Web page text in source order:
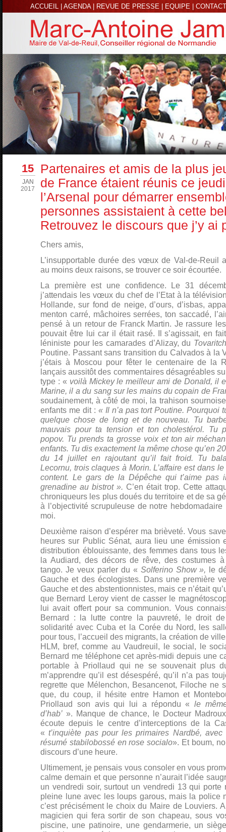
ACCUEIL AGENDA| REVUE DE PRESSE EQUIPE CONTACT
15
JAN
2017
Partenaires et amis de la plus
de France étaient réunis ce
l’Arsenal pour démarrer
personnes assistaient à cette
Retrouvez le discours que j’y ai
Chers amis,
L’insupportable durée des vœux de Val-de-Reuil
au moins deux raisons, se trouver ce soir écourtée.
La première est une confidence. Le 31
j’attendais les vœux du chef de l’Etat à la
Hollande, sur fond de neige, d’ours, d’isbas,
menton carré, mâchoires serrées, ton saccadé,
pensé à un retour de Franck Martin. Je rassure
pouvait être lui car il était rasé. Il s’agissait, en
léniniste pour les camarades d’Alizay, du Tovaritch
Poutine. Passant sans transition du Calvados à la
j’étais à Moscou pour fêter le centenaire de la
lançais aussitôt des commentaires désagréables
type : « voilà Mickey le meilleur ami de Donald, il
Marine, il a du sang sur les mains du copain de
soudainement, à côté de moi, la trahison
enfants me dit : « Il n’a pas tort Poutine. Pourquoi
quelque chose de long et de nouveau. Tu
mauvais pour ta tension et ton cholestérol. Tu
popov. Tu prends ta grosse voix et ton air
enfants. Tu dis exactement la même chose qu’en
du 14 juillet en rajoutant qu’il fait froid. Tu
Lecornu, trois claques à Morin. L’affaire est dans
content. Le gars de la Dépêche qui t’aime pas
grenadine au bistrot ». C’en était trop. Cette
chroniqueurs les plus doués du territoire et de sa
à l’objectivité scrupuleuse de notre hebdomadaire
moi.
Deuxième raison d’espérer ma brièveté. Vous
heures sur Public Sénat, aura lieu une émission
distribution éblouissante, des femmes dans tous
la Audiard, des décors de rêve, des costumes
tango. Je veux parler du « Solferino Show », le
Gauche et des écologistes. Dans une première
Gauche et des abstentionnistes, mais ce n’était
que Bernard Leroy vient de casser le
lui avait offert pour sa communion. Vous
Bernard : la lutte contre la pauvreté, le droit
solidarité avec Cuba et la Corée du Nord, les
pour tous, l’accueil des migrants, la création de
HLM, bref, comme au Vaudreuil, le social, le
Bernard me téléphone cet après-midi depuis une
portable à Priollaud qui ne se souvenait plus
m’apprendre qu’il est désespéré, qu’il n’a pas
regrette que Mélenchon, Besancenot, Filoche ne
que, du coup, il hésite entre Hamon et
Priollaud son avis qui lui a répondu «le
d’hab’ ». Manque de chance, le Docteur
écoute depuis le centre d’interceptions de la
«t’inquiète pas pour les primaires Nardbé, avec
résumé stabilobossé en rose socialo». Et boum,
discours d’une heure.
Ultimement, je pensais vous consoler en vous
calme demain et que personne n’aurait l’idée
un vendredi soir, surtout un vendredi 13 qui porte
pleine lune avec les loups garous, mais la police
c’est précisément le choix du Maire de Louviers.
magicien qui fera sortir de son chapeau, sous
piscine, une patinoire, une gendarmerie, un